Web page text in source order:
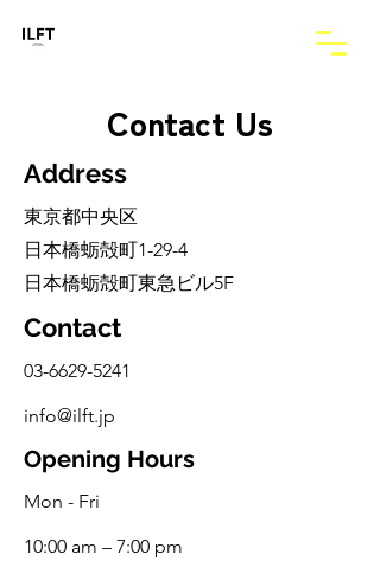
Contact Us
Address
東京都中央区
日本橋蛎殻町1-29-4
日本橋蛎殻町東急ビル5F
Contact
03-6629-5241
info@ilft.jp
Opening Hours
Mon - Fri
10:00 am – 7:00 pm